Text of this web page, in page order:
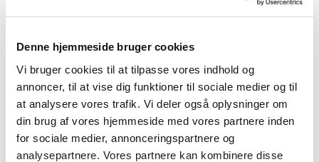
Denne hjemmeside bruger cookies
Vi bruger cookies til at tilpasse vores indhold og
annoncer, til at vise dig funktioner til sociale medier og til
at analysere vores trafik. Vi deler også oplysninger om
din brug af vores hjemmeside med vores partnere inden
for sociale medier, annonceringspartnere og
analysepartnere. Vores partnere kan kombinere disse
Tid & Sted:
Torsdage kl. 10.00
Tilmelding:
Kontakt Pernille Rasmussen på:
Mobil: +45 31521240
Mail: pernilleegholm@live.dk